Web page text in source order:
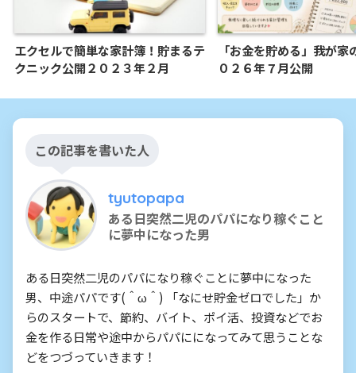
エクセルで簡単な家計簿！貯まるテ
クニック公開２０２３年２月
「お金を貯める」我が家
０２６年７月公開
この記事を書いた人
tyutopapa
ある日突然二児のパパになり稼ぐこと
に夢中になった男
ある日突然二児のパパになり稼ぐことに夢中になった
男、中途パパです(＾ω＾) 「なにせ貯金ゼロでした」か
らのスタートで、節約、バイト、ポイ活、投資などでお
金を作る日常や途中からパパにになってみて思うことな
どをつづっていきます！